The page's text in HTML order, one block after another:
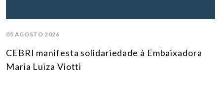
05 AGOSTO 2026
CEBRI manifesta solidariedade à Embaixadora
Maria Luiza Viotti